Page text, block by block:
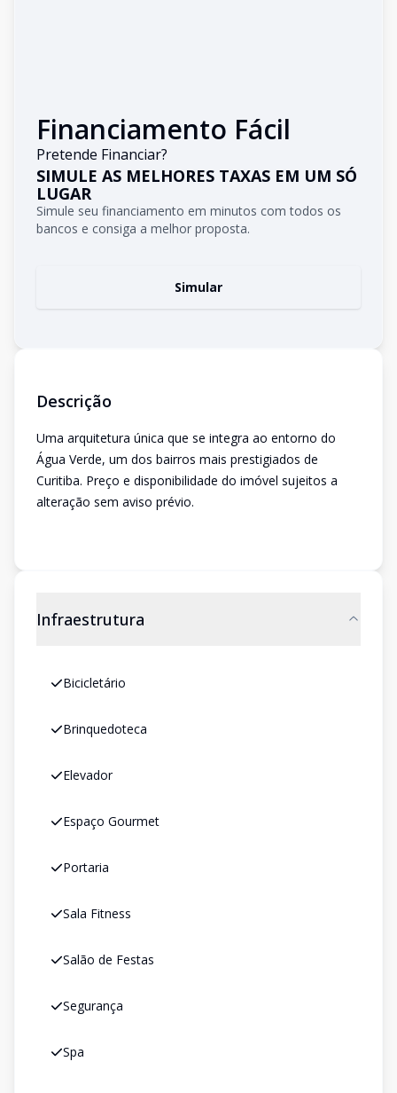
Financiamento Fácil
Pretende Financiar?
SIMULE AS MELHORES TAXAS EM UM SÓ
LUGAR
Simule seu financiamento em minutos com todos os
bancos e consiga a melhor proposta.
Simular
Descrição
Uma arquitetura única que se integra ao entorno do
Água Verde, um dos bairros mais prestigiados de
Curitiba. Preço e disponibilidade do imóvel sujeitos a
alteração sem aviso prévio.
Infraestrutura
Bicicletário
Brinquedoteca
Elevador
Espaço Gourmet
Portaria
Sala Fitness
Salão de Festas
Segurança
Spa